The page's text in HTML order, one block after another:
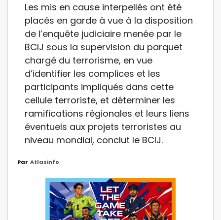
Les mis en cause interpellés ont été
placés en garde à vue à la disposition
de l’enquête judiciaire menée par le
BCIJ sous la supervision du parquet
chargé du terrorisme, en vue
d’identifier les complices et les
participants impliqués dans cette
cellule terroriste, et déterminer les
ramifications régionales et leurs liens
éventuels aux projets terroristes au
niveau mondial, conclut le BCIJ.
Par Atlasinfo